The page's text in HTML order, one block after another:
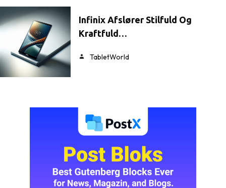
Infinix Afslører Stilfuld Og
Kraftfuld…
TabletWorld